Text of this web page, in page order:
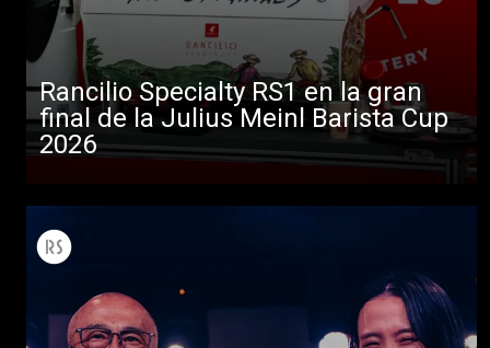
Rancilio Specialty RS1 en la gran
final de la Julius Meinl Barista Cup
2026